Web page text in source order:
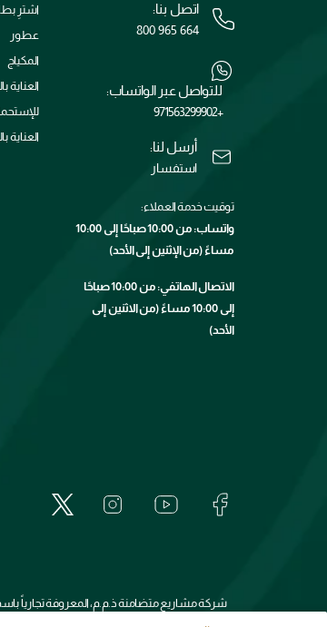
اتصل بنا:
800 965 664
للتواصل عبر الواتساب:
+971563299902
أرسل لنا:
استفسار
توقيت خدمة العملاء:
واتساب: من 10:00 صباحًا إلى 10:00
مساءً (من الإثنين إلى الأحد)
الاتصال الهاتفي: من 10:00 صباحًا
إلى 10:00 مساءً (من الاثنين إلى
الأحد)
اشترِ
عطور
المكياج
العناية
العناية
شركة مشاريع متضامنة ذ.م.م، المعروفة تجارياً